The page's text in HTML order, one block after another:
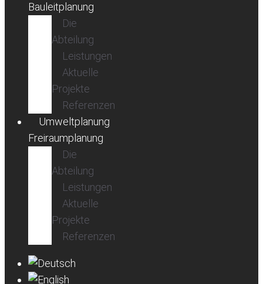
Bauleitplanung
Die
Abteilung
Leistungen
Aktuelle
Projekte
Referenzen
Umweltplanung
Freiraumplanung
Die
Abteilung
Leistungen
Aktuelle
Projekte
Referenzen